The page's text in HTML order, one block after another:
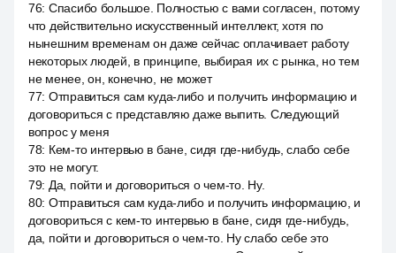
76: Спасибо большое. Полностью с вами согласен, потому
что действительно искусственный интеллект, хотя по
нынешним временам он даже сейчас оплачивает работу
некоторых людей, в принципе, выбирая их с рынка, но тем
не менее, он, конечно, не может
77: Отправиться сам куда-либо и получить информацию и
договориться с представляю даже выпить. Следующий
вопрос у меня
78: Кем-то интервью в бане, сидя где-нибудь, слабо себе
это не могут.
79: Да, пойти и договориться о чем-то. Ну.
80: Отправиться сам куда-либо и получить информацию, и
договориться с кем-то интервью в бане, сидя где-нибудь,
да, пойти и договориться о чем-то. Ну слабо себе это